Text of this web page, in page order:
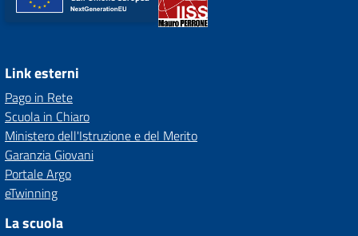
Link esterni
Pago in Rete
Scuola in Chiaro
Ministero dell'Istruzione e del Merito
Garanzia Giovani
Portale Argo
eTwinning
La scuola